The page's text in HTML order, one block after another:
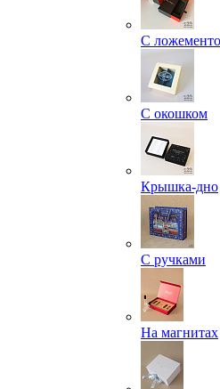
С
С окошком
Крышка-дно
С ручками
На магнитах